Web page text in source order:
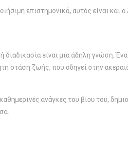
επιστημονικά, αυτός είναι και ο
διαδικασία είναι μια άδηλη γνώση.
στάση ζωής, που οδηγεί στην
ανάγκες του βίου του,